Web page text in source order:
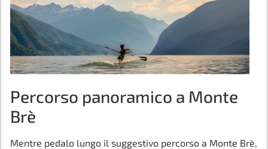
Percorso panoramico a Monte
Brè
Mentre pedalo lungo il suggestivo percorso a Monte Brè,